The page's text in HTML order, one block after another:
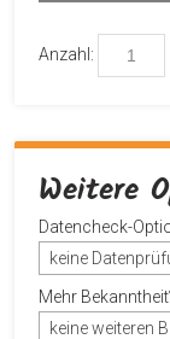
Anzahl:
Weitere
Datencheck-
keine
Mehr
keine weiteren